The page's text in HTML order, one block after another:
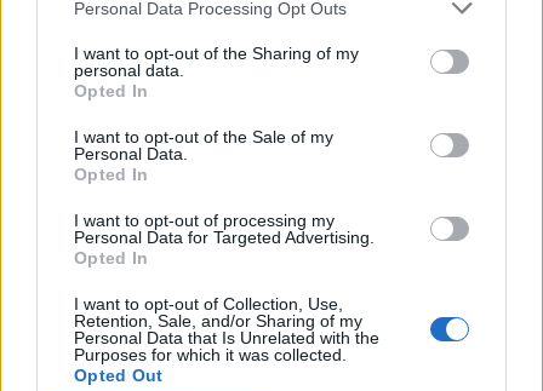
Personal Data Processing Opt Outs
I want to opt-out of the Sharing of my
personal data.
Opted In
I want to opt-out of the Sale of my
Personal Data.
Opted In
I want to opt-out of processing my
Personal Data for Targeted Advertising.
Opted In
I want to opt-out of Collection, Use,
Retention, Sale, and/or Sharing of my
Personal Data that Is Unrelated with the
Purposes for which it was collected.
Opted Out
29 - 100
Scarica riepilogo
stagionale
Giornata Voto FVEntrato Uscito